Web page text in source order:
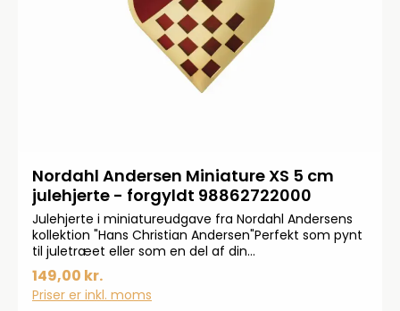
Nordahl Andersen Miniature XS 5 cm
julehjerte - forgyldt 98862722000
Julehjerte i miniatureudgave fra Nordahl Andersens
kollektion "Hans Christian Andersen"Perfekt som pynt
til juletræet eller som en del af din
bordopdækning. Pynter enten som enkelt hjerte i et
vindue eller i en samling af flere hjerter på en
troldegren.Gravering er muligt.
149,00 kr.
Priser er inkl. moms